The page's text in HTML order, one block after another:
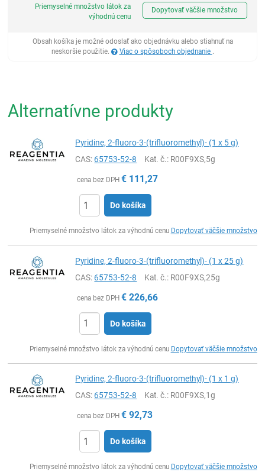
Priemyselné množstvo látok za
výhodnú cenu
Dopytovať väčšie množstvo
Obsah košíka je možné odoslať ako objednávku alebo stiahnuť na
neskoršie použitie.
Viac o spôsoboch objednanie .
Alternatívne produkty
Pyridine, 2-fluoro-3-(trifluoromethyl)- (1 x 5 g)
CAS:65753-52-8 Kat. č.: R00F9XS,5g
cena bez DPH € 111,27
Do košíka
Priemyselné množstvo látok za výhodnú cenu Dopytovať väčšie množstvo
Pyridine, 2-fluoro-3-(trifluoromethyl)- (1 x 25 g)
CAS:65753-52-8 Kat. č.: R00F9XS,25g
cena bez DPH € 226,66
Do košíka
Priemyselné množstvo látok za výhodnú cenu Dopytovať väčšie množstvo
Pyridine, 2-fluoro-3-(trifluoromethyl)- (1 x 1 g)
CAS:65753-52-8 Kat. č.: R00F9XS,1g
cena bez DPH € 92,73
Do košíka
Priemyselné množstvo látok za výhodnú cenu Dopytovať väčšie množstvo